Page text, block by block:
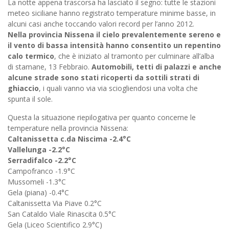
La notte appena trascorsa ha lasciato il segno: tutte le stazioni
meteo siciliane hanno registrato temperature minime basse, in
alcuni casi anche toccando valori record per l’anno 2012.
Nella provincia Nissena il cielo prevalentemente sereno e
il vento di bassa intensità hanno consentito un repentino
calo termico, che è iniziato al tramonto per culminare all’alba
di stamane, 13 Febbraio. Automobili, tetti di palazzi e anche
alcune strade sono stati ricoperti da sottili strati di
ghiaccio, i quali vanno via via sciogliendosi una volta che
spunta il sole.
Questa la situazione riepilogativa per quanto concerne le
temperature nella provincia Nissena:
Caltanissetta c.da Niscima -2.4°C
Vallelunga -2.2°C
Serradifalco -2.2°C
Campofranco -1.9°C
Mussomeli -1.3°C
Gela (piana) -0.4°C
Caltanissetta Via Piave 0.2°C
San Cataldo Viale Rinascita 0.5°C
Gela (Liceo Scientifico 2.9°C)